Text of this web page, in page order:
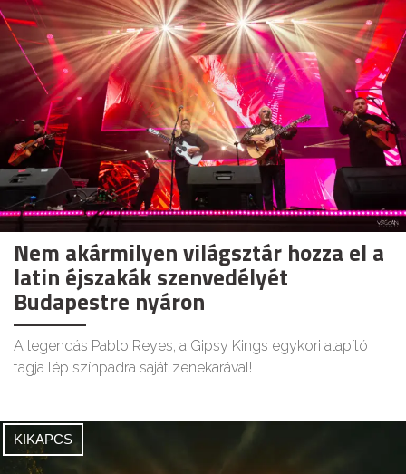
Nem akármilyen világsztár hozza el a
latin éjszakák szenvedélyét
Budapestre nyáron
A legendás Pablo Reyes, a Gipsy Kings egykori alapító
tagja lép színpadra saját zenekarával!
KIKAPCS